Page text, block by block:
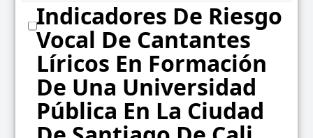
Indicadores De Riesgo
Vocal De Cantantes
Líricos En Formación
De Una Universidad
Pública En La Ciudad